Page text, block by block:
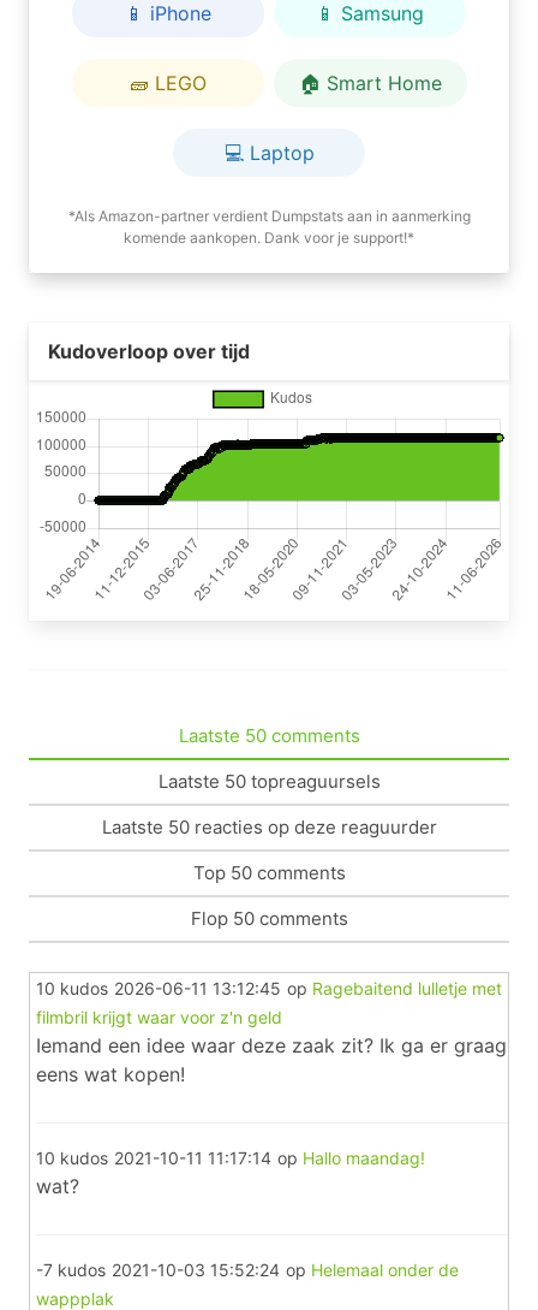
📱 iPhone 📱 Samsung
🧱 LEGO 🏠 Smart Home
💻 Laptop
*Als Amazon-partner verdient Dumpstats aan in aanmerking
komende aankopen. Dank voor je support!*
Kudoverloop over tijd
Laatste 50 comments
Laatste 50 topreaguursels
Laatste 50 reacties op deze reaguurder
Top 50 comments
Flop 50 comments
10 kudos 2026-06-11 13:12:45 op Ragebaitend lulletje met
filmbril krijgt waar voor z'n geld
Iemand een idee waar deze zaak zit? Ik ga er graag
eens wat kopen!
10 kudos 2021-10-11 11:17:14 op Hallo maandag!
wat?
-7 kudos 2021-10-03 15:52:24 op Helemaal onder de
wappplak